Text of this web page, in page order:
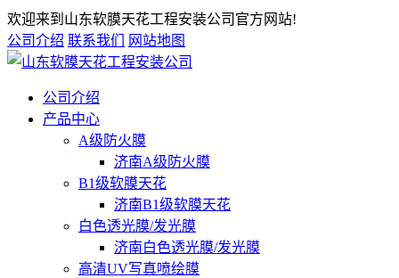
欢迎来到山东软膜天花工程安装公司官方网站!
公司介绍 联系我们 网站地图
公司介绍
产品中心
A级防火膜
济南A级防火膜
B1级软膜天花
济南B1级软膜天花
白色透光膜/发光膜
济南白色透光膜/发光膜
高清UV写真喷绘膜